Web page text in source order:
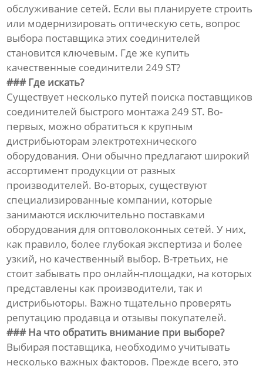
обслуживание сетей. Если вы планируете строить
или модернизировать оптическую сеть, вопрос
выбора поставщика этих соединителей
становится ключевым. Где же купить
качественные соединители 249 ST?
### Где искать?
Существует несколько путей поиска поставщиков
соединителей быстрого монтажа 249 ST. Во-
первых, можно обратиться к крупным
дистрибьюторам электротехнического
оборудования. Они обычно предлагают широкий
ассортимент продукции от разных
производителей. Во-вторых, существуют
специализированные компании, которые
занимаются исключительно поставками
оборудования для оптоволоконных сетей. У них,
как правило, более глубокая экспертиза и более
узкий, но качественный выбор. В-третьих, не
стоит забывать про онлайн-площадки, на которых
представлены как производители, так и
дистрибьюторы. Важно тщательно проверять
репутацию продавца и отзывы покупателей.
### На что обратить внимание при выборе?
Выбирая поставщика, необходимо учитывать
несколько важных факторов. Прежде всего, это